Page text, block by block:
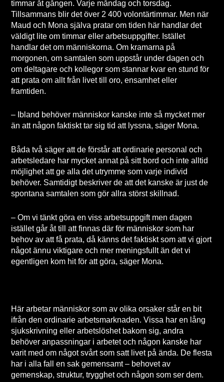
timmar åt gången. Varje måndag och torsdag.
Tillsammans blir det över 2 400 volontärtimmar. Men när
Maud och Mona själva pratar om tiden här handlar det
väldigt lite om timmar eller arbetsuppgifter. Istället
handlar det om människorna. Om kramarna på
morgonen, om samtalen som uppstår under dagen och
om deltagare och kollegor som stannar kvar en stund för
att prata om allt från livet till oro, ensamhet eller
framtiden.
– Ibland behöver människor kanske inte så mycket mer
än att någon faktiskt tar sig tid att lyssna, säger Mona.
Båda två säger att de förstår att ordinarie personal och
arbetsledare har mycket annat på sitt bord och inte alltid
möjlighet att ge alla det utrymme som varje individ
behöver. Samtidigt beskriver de att det kanske är just de
spontana samtalen som gör allra störst skillnad.
– Om vi tänkt göra en viss arbetsuppgift men dagen
istället går åt till att finnas där för människor som har
behov av att få prata, då känns det faktiskt som att vi gjort
något ännu viktigare och mer meningsfullt än det vi
egentligen kom hit för att göra, säger Mona.
Här arbetar människor som av olika orsaker står en bit
ifrån den ordinarie arbetsmarknaden. Vissa har en lång
sjukskrivning eller arbetslöshet bakom sig, andra
behöver anpassningar i arbetet och någon kanske har
varit med om något svårt som satt livet på ända. De flesta
har i alla fall en sak gemensamt – behovet av
gemenskap, struktur, trygghet och någon som ser dem.